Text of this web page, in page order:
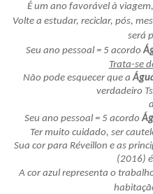
É um ano favorável à
Volte a estudar, reciclar, pós,
será
Seu ano pessoal = 5 acordo
Trata-se
Não pode esquecer que a
verdadeiro
Seu ano pessoal = 5 acordo
Ter muito cuidado, ser
Sua cor para Réveillon e as
(2016) é
A cor azul representa o